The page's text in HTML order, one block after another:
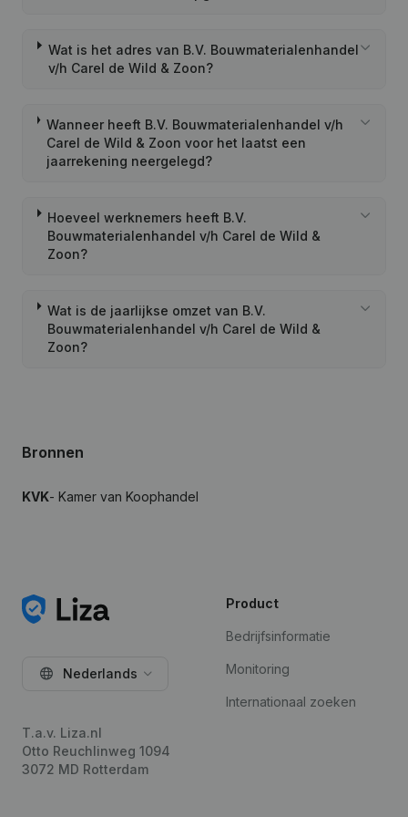
Wat is het adres van B.V. Bouwmaterialenhandel
v/h Carel de Wild & Zoon?
Wanneer heeft B.V. Bouwmaterialenhandel v/h
Carel de Wild & Zoon voor het laatst een
jaarrekening neergelegd?
Hoeveel werknemers heeft B.V.
Bouwmaterialenhandel v/h Carel de Wild &
Zoon?
Wat is de jaarlijkse omzet van B.V.
Bouwmaterialenhandel v/h Carel de Wild &
Zoon?
Bronnen
KVK- Kamer van Koophandel
Nederlands
T.a.v. Liza.nl
Otto Reuchlinweg 1094
3072 MD Rotterdam
Product
Bedrijfsinformatie
Monitoring
Internationaal zoeken